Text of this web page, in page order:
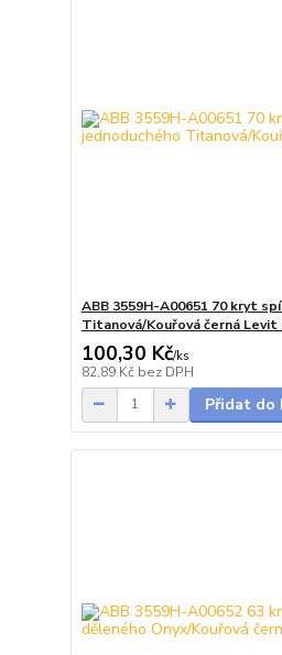
ABB 3559H-A00651 70 kryt
Titanová/Kouřová černá Levit
100,30 Kč/ks
82,89 Kč bez DPH
Přidat do